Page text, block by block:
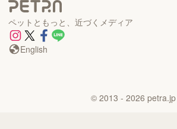
ペットともっと、近づくメディア
English
© 2013 - 2026 petra.jp